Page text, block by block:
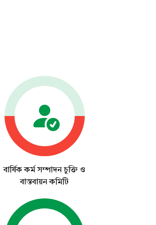
বার্ষিক কর্ম সম্পাদন চুক্তি ও
বাস্তবায়ন কমিটি